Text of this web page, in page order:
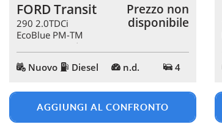
FORD Transit
290 2.0TDCi
EcoBlue PM-TM
Furgone Trend
Prezzo non
disponibile
Nuovo Diesel n.d. 4
AGGIUNGI AL CONFRONTO
Cookie analitici
Cookie di marketing